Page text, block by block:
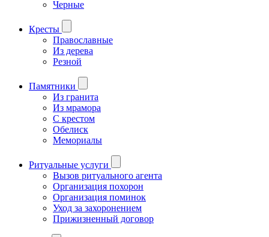
Черные
Кресты
Православные
Из дерева
Резной
Памятники
Из гранита
Из мрамора
С крестом
Обелиск
Мемориалы
Ритуальные услуги
Вызов ритуального агента
Организация похорон
Организация поминок
Уход за захоронением
Прижизненный договор